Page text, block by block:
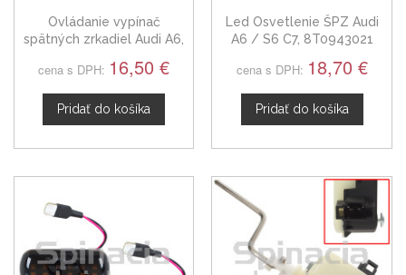
Ovládanie vypínač
spätných zrkadiel Audi A6,
cena s DPH: 16,50 €
Pridať do košíka
Led Osvetlenie ŠPZ Audi
A6 / S6 C7, 8T0943021
cena s DPH: 18,70 €
Pridať do košíka